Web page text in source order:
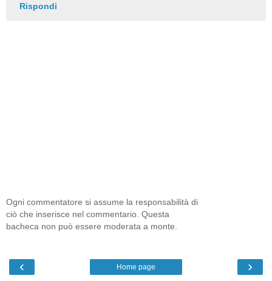
Rispondi
Ogni commentatore si assume la responsabilità di
ciò che inserisce nel commentario. Questa
bacheca non può essere moderata a monte.
‹ ›
Home page